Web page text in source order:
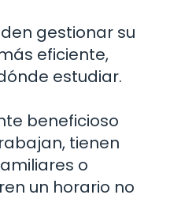
gestionar su
eficiente,
estudiar.
beneficioso
tienen
o
un horario no